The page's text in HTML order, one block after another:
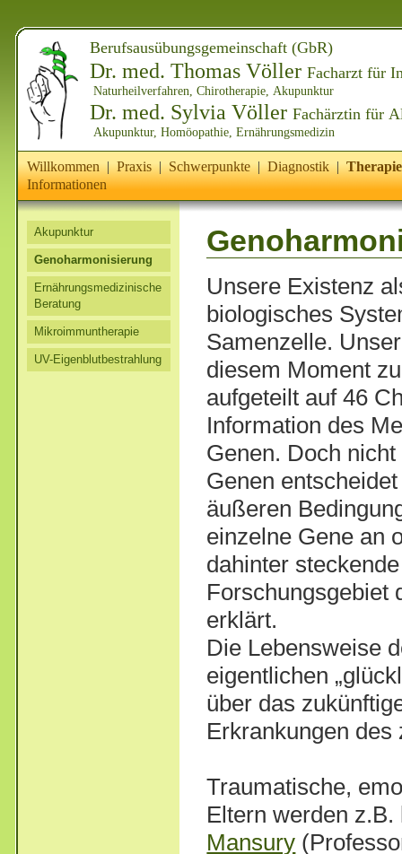
Berufsausübungsgemeinschaft (GbR)
Dr. med. Thomas Völler Facharzt für
Naturheilverfahren, Chirotherapie, Akupunktur
Dr. med. Sylvia Völler Fachärztin für
Akupunktur, Homöopathie, Ernährungsmedizin
Willkommen|Praxis|Schwerpunkte|Diagnostik|Therapie
Informationen
Akupunktur
Genoharmonisierung
Ernährungsmedizinische
Beratung
Mikroimmuntherapie
UV-Eigenblutbestrahlung
Unsere Existenz
biologisches
Samenzelle.
diesem Moment
aufgeteilt auf 46
Information des
Genen. Doch
Genen
äußeren
einzelne Gene an
dahinter
Forschungsgebiet
erklärt.
Die Lebensweise
eigentlichen
über das
Erkrankungen
Traumatische,
Eltern werden
Mansury